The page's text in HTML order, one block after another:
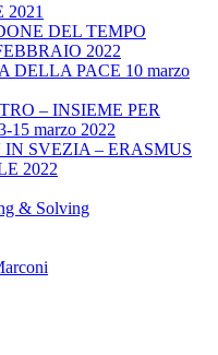
2021
DEL TEMPO
2022
DELLA PACE 10 marzo
– INSIEME PER
15 marzo 2022
SVEZIA – ERASMUS
2022
& Solving